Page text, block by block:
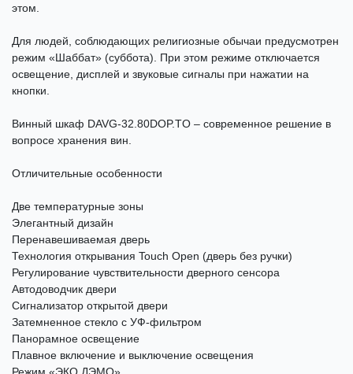
этом.
Для людей, соблюдающих религиозные обычаи предусмотрен
режим «Шаббат» (суббота). При этом режиме отключается
освещение, дисплей и звуковые сигналы при нажатии на
кнопки.
Винный шкаф DAVG-32.80DOP.TO – современное решение в
вопросе хранения вин.
Отличительные особенности
Две температурные зоны
Элегантный дизайн
Перенавешиваемая дверь
Технология открывания Touch Open (дверь без ручки)
Регулирование чувствительности дверного сенсора
Автодоводчик двери
Сигнализатор открытой двери
Затемненное стекло с УФ-фильтром
Панорамное освещение
Плавное включение и выключение освещения